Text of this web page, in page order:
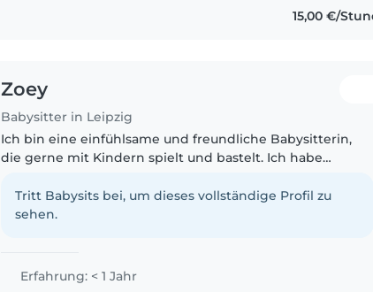
15,00 €/
Zoey
Babysitter in Leipzig
Ich bin eine einfühlsame und freundliche Babysitterin,
die gerne mit Kindern spielt und bastelt. Ich habe
ebenso ein Erste Hilfe Zertifikat..
Tritt Babysits bei, um dieses vollständige Profil zu
sehen.
Erfahrung: < 1 Jahr